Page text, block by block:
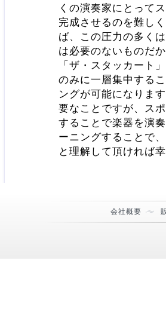
くの演奏家にとって
完成させるのを難し
ば、この圧力の多く
は必要のないものだか
「ザ・スタッカート
のみに一層集中する
ングが可能になりま
要なことですが、ス
することで楽器を演
ーニングすることで
と理解して頂ければ幸
会社概要